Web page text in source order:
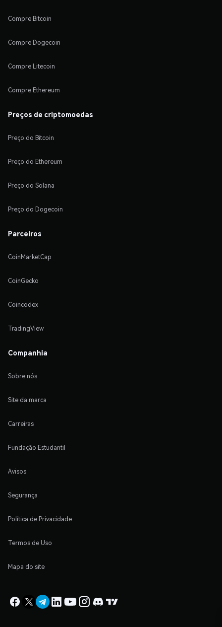
Compre Bitcoin
Compre Dogecoin
Compre Litecoin
Compre Ethereum
Preços de criptomoedas
Preço do Bitcoin
Preço do Ethereum
Preço do Solana
Preço do Dogecoin
Parceiros
CoinMarketCap
CoinGecko
Coincodex
TradingView
Companhia
Sobre nós
Site da marca
Carreiras
Fundação Estudantil
Avisos
Segurança
Política de Privacidade
Termos de Uso
Mapa do site